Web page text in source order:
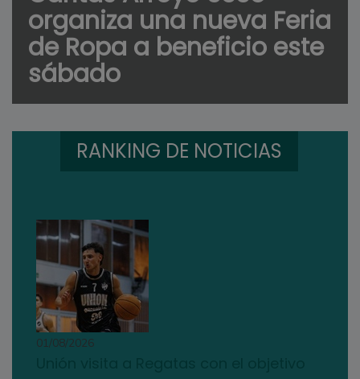
organiza una nueva Feria
de Ropa a beneficio este
sábado
RANKING DE NOTICIAS
01/08/2026